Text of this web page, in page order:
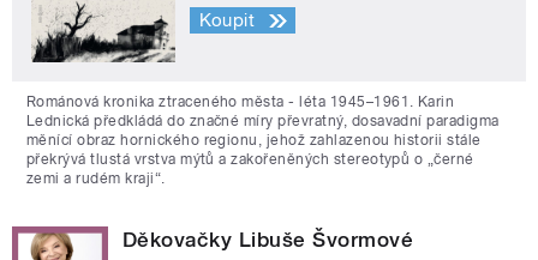
Koupit
Románová kronika ztraceného města - léta 1945–1961. Karin
Lednická předkládá do značné míry převratný, dosavadní paradigma
měnící obraz hornického regionu, jehož zahlazenou historii stále
překrývá tlustá vrstva mýtů a zakořeněných stereotypů o „černé
zemi a rudém kraji“.
Děkovačky Libuše Švormové